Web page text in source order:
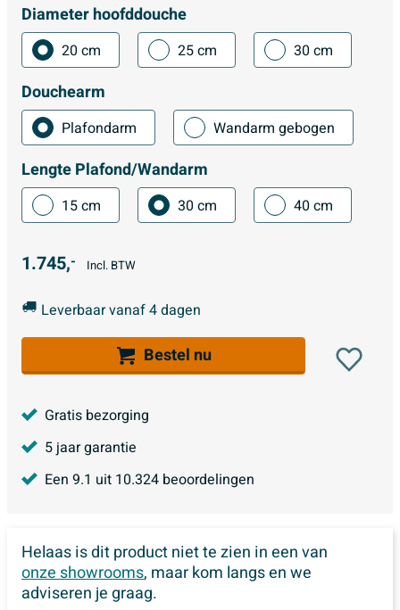
Diameter hoofddouche
20 cm 25 cm 30 cm
Douchearm
Plafondarm Wandarm gebogen
Lengte Plafond/Wandarm
15 cm 30 cm 40 cm
1.745,- Incl. BTW
Leverbaar vanaf 4 dagen
Bestel nu
Gratis bezorging
5 jaar garantie
Een 9.1 uit 10.324 beoordelingen
Helaas is dit product niet te zien in een van
onze showrooms, maar kom langs en we
adviseren je graag.